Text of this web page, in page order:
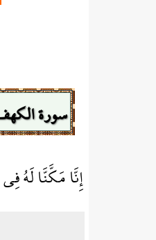
سورة
إِنَّا مَكَّنَّا لَهُ